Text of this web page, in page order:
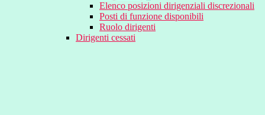
Elenco posizioni dirigenziali discrezionali
Posti di funzione disponibili
Ruolo dirigenti
Dirigenti cessati